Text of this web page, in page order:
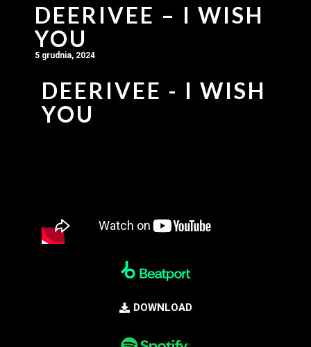
DEERIVEE – I WISH
YOU
5 grudnia, 2024
DEERIVEE - I WISH
YOU
DOWNLOAD